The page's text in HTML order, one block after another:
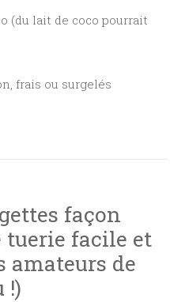
(du lait de coco pourrait
frais ou surgelés
façon
facile et
amateurs de
!)